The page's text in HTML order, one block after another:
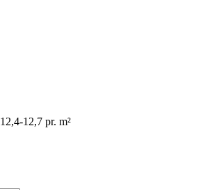
12,4-12,7 pr. m²